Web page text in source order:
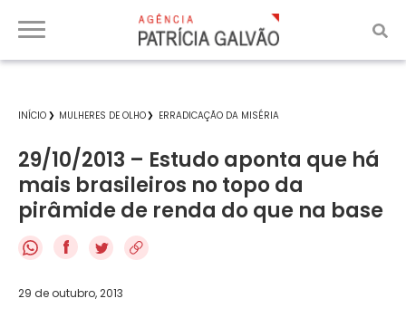
INÍCIO MULHERES DE OLHO ERRADICAÇÃO DA MISÉRIA
29/10/2013 – Estudo aponta que há
mais brasileiros no topo da
pirâmide de renda do que na base
f
29 de outubro, 2013